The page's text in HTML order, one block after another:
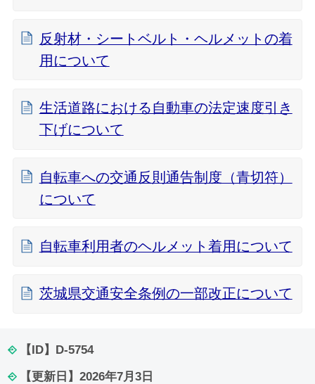
反射材・シートベルト・ヘルメットの着
用について
生活道路における自動車の法定速度引き
下げについて
自転車への交通反則通告制度（青切符）
について
自転車利用者のヘルメット着用について
茨城県交通安全条例の一部改正について
【ID】 D-5754
【更新日】 2026年7月3日